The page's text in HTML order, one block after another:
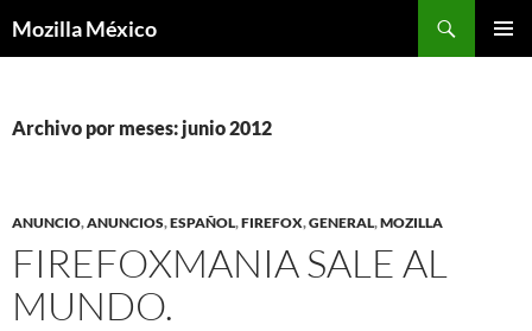
Mozilla México
Archivo por meses: junio 2012
ANUNCIO,ANUNCIOS,ESPAÑOL,FIREFOX,GENERAL,MOZILLA
FIREFOXMANIA SALE AL
MUNDO.